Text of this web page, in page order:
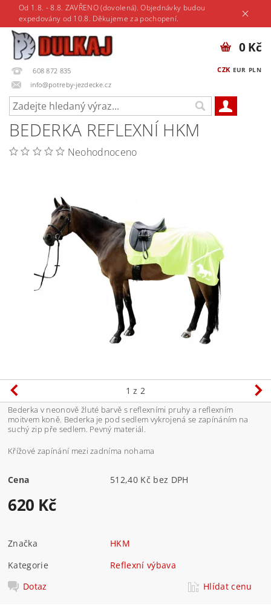
Od 1.8. - 8.8. ZAVŘENO (dovolená). Objednávky budou
expedovány od 10.8. Děkujeme za pochopení.
608 872 835
info@potreby-jezdecke.cz
CZK EUR PLN
0 Kč
BEDERKA REFLEXNÍ HKM
Neohodnoceno
1 z 2
Bederka v neonově žluté barvě s reflexními pruhy a reflexním
moitvem koně. Bederka je pod sedlem vykrojená se zapínáním na
suchý zip pře sedlem. Pevný materiál.
Křížové zapínání mezi zadníma nohama
Cena 512,40 Kč bez DPH
620 Kč
Značka
HKM
Kategorie
Reflexní výbava
Dotaz
Hlídat cenu